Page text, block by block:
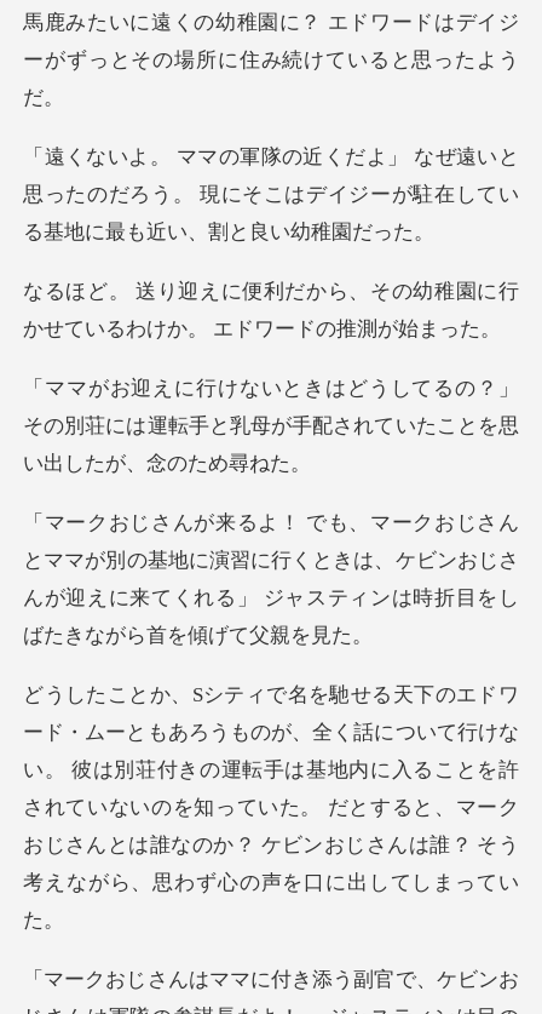
馬鹿みたいに遠
いと
思ったのだろう。 現にそこはデイジーが駐在
、その幼稚園に行
かせているわけか
の？」
その別荘には運転手と乳母が手配さ
の基地に演習に行くときは、ケビンおじさ
んが迎えに来てくれる
い。 彼は別荘付きの運転手は基地内に入ることを許
されていないのを知っていた。 だとすると、マーク